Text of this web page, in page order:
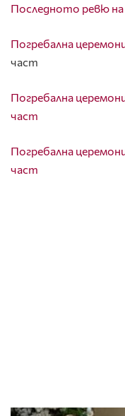
Последното ревю
Погребална
част
Погребална
част
Погребална
част